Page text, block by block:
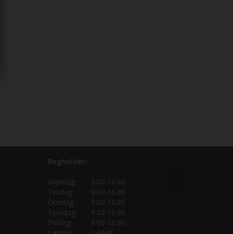
Bogholderi:
Mandag:
9.00-16.00
Tirsdag:
9.00-16.00
Onsdag:
9.00-16.00
Torsdag:
9.00-16.00
Fredag:
9.00-16.00